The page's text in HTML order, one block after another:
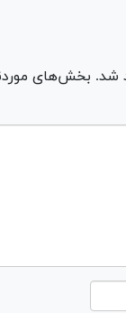
شد. بخش‌های